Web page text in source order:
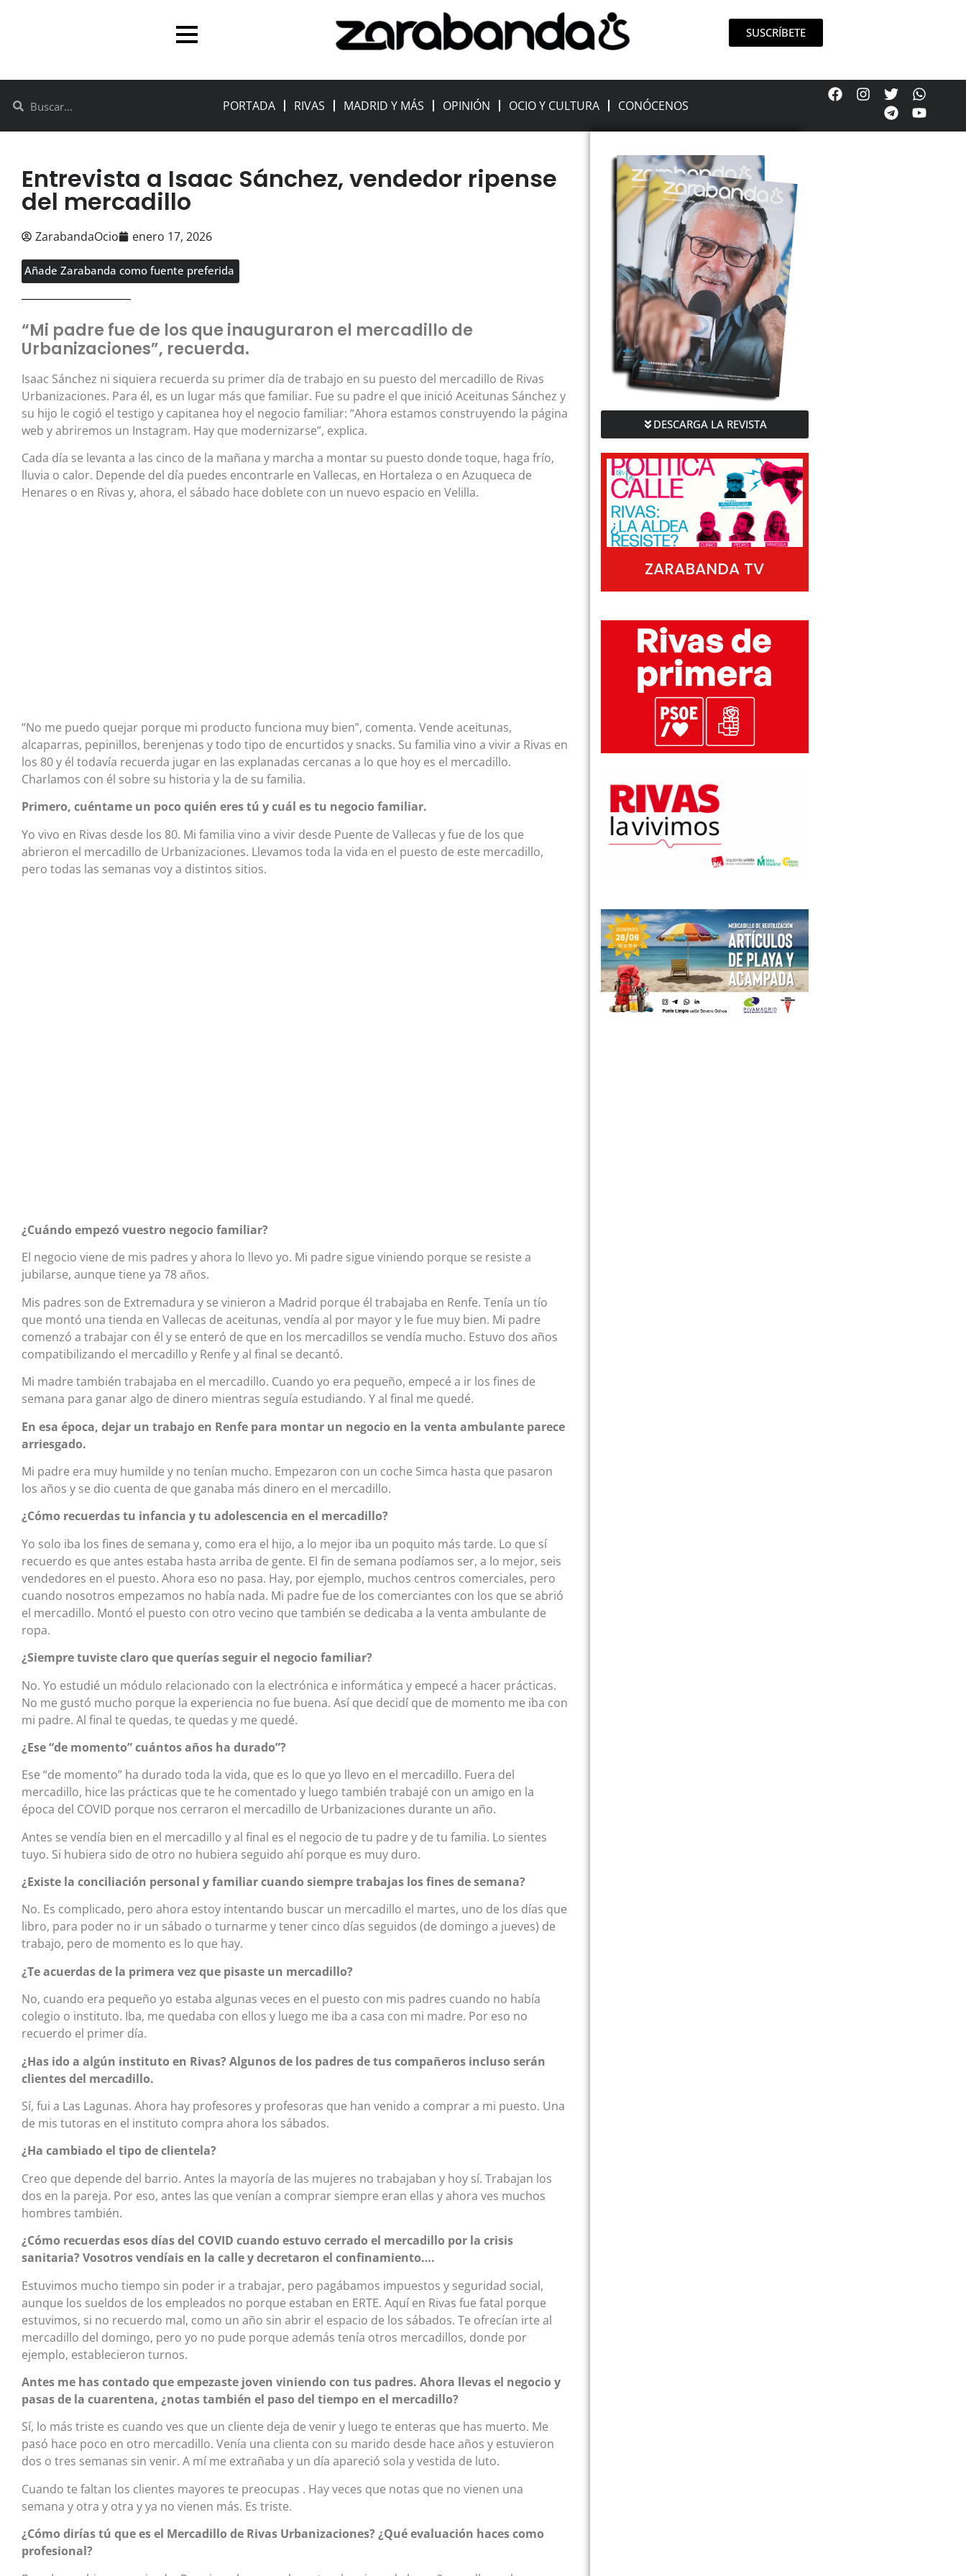
SUSCRÍBETE
PORTADA RIVAS MADRID Y MÁS OPINIÓN OCIO Y CULTURA CONÓCENOS
Entrevista a Isaac Sánchez, vendedor ripense
del mercadillo
ZarabandaOcio enero 17, 2026
Añade Zarabanda como fuente preferida
“Mi padre fue de los que inauguraron el mercadillo de
Urbanizaciones”, recuerda.
Isaac Sánchez ni siquiera recuerda su primer día de trabajo en su puesto del mercadillo de Rivas
Urbanizaciones. Para él, es un lugar más que familiar. Fue su padre el que inició Aceitunas Sánchez y
su hijo le cogió el testigo y capitanea hoy el negocio familiar: “Ahora estamos construyendo la página
web y abriremos un Instagram. Hay que modernizarse”, explica.
Cada día se levanta a las cinco de la mañana y marcha a montar su puesto donde toque, haga frío,
lluvia o calor. Depende del día puedes encontrarle en Vallecas, en Hortaleza o en Azuqueca de
Henares o en Rivas y, ahora, el sábado hace doblete con un nuevo espacio en Velilla.
“No me puedo quejar porque mi producto funciona muy bien”, comenta. Vende aceitunas,
alcaparras, pepinillos, berenjenas y todo tipo de encurtidos y snacks. Su familia vino a vivir a Rivas en
los 80 y él todavía recuerda jugar en las explanadas cercanas a lo que hoy es el mercadillo.
Charlamos con él sobre su historia y la de su familia.
Primero, cuéntame un poco quién eres tú y cuál es tu negocio familiar.
Yo vivo en Rivas desde los 80. Mi familia vino a vivir desde Puente de Vallecas y fue de los que
abrieron el mercadillo de Urbanizaciones. Llevamos toda la vida en el puesto de este mercadillo,
pero todas las semanas voy a distintos sitios.
¿Cuándo empezó vuestro negocio familiar?
El negocio viene de mis padres y ahora lo llevo yo. Mi padre sigue viniendo porque se resiste a
jubilarse, aunque tiene ya 78 años.
Mis padres son de Extremadura y se vinieron a Madrid porque él trabajaba en Renfe. Tenía un tío
que montó una tienda en Vallecas de aceitunas, vendía al por mayor y le fue muy bien. Mi padre
comenzó a trabajar con él y se enteró de que en los mercadillos se vendía mucho. Estuvo dos años
compatibilizando el mercadillo y Renfe y al final se decantó.
Mi madre también trabajaba en el mercadillo. Cuando yo era pequeño, empecé a ir los fines de
semana para ganar algo de dinero mientras seguía estudiando. Y al final me quedé.
En esa época, dejar un trabajo en Renfe para montar un negocio en la venta ambulante parece
arriesgado.
Mi padre era muy humilde y no tenían mucho. Empezaron con un coche Simca hasta que pasaron
los años y se dio cuenta de que ganaba más dinero en el mercadillo.
¿Cómo recuerdas tu infancia y tu adolescencia en el mercadillo?
Yo solo iba los fines de semana y, como era el hijo, a lo mejor iba un poquito más tarde. Lo que sí
recuerdo es que antes estaba hasta arriba de gente. El fin de semana podíamos ser, a lo mejor, seis
vendedores en el puesto. Ahora eso no pasa. Hay, por ejemplo, muchos centros comerciales, pero
cuando nosotros empezamos no había nada. Mi padre fue de los comerciantes con los que se abrió
el mercadillo. Montó el puesto con otro vecino que también se dedicaba a la venta ambulante de
ropa.
¿Siempre tuviste claro que querías seguir el negocio familiar?
No. Yo estudié un módulo relacionado con la electrónica e informática y empecé a hacer prácticas.
No me gustó mucho porque la experiencia no fue buena. Así que decidí que de momento me iba con
mi padre. Al final te quedas, te quedas y me quedé.
¿Ese “de momento” cuántos años ha durado”?
Ese “de momento” ha durado toda la vida, que es lo que yo llevo en el mercadillo. Fuera del
mercadillo, hice las prácticas que te he comentado y luego también trabajé con un amigo en la
época del COVID porque nos cerraron el mercadillo de Urbanizaciones durante un año.
Antes se vendía bien en el mercadillo y al final es el negocio de tu padre y de tu familia. Lo sientes
tuyo. Si hubiera sido de otro no hubiera seguido ahí porque es muy duro.
¿Existe la conciliación personal y familiar cuando siempre trabajas los fines de semana?
No. Es complicado, pero ahora estoy intentando buscar un mercadillo el martes, uno de los días que
libro, para poder no ir un sábado o turnarme y tener cinco días seguidos (de domingo a jueves) de
trabajo, pero de momento es lo que hay.
¿Te acuerdas de la primera vez que pisaste un mercadillo?
No, cuando era pequeño yo estaba algunas veces en el puesto con mis padres cuando no había
colegio o instituto. Iba, me quedaba con ellos y luego me iba a casa con mi madre. Por eso no
recuerdo el primer día.
¿Has ido a algún instituto en Rivas? Algunos de los padres de tus compañeros incluso serán
clientes del mercadillo.
Sí, fui a Las Lagunas. Ahora hay profesores y profesoras que han venido a comprar a mi puesto. Una
de mis tutoras en el instituto compra ahora los sábados.
¿Ha cambiado el tipo de clientela?
Creo que depende del barrio. Antes la mayoría de las mujeres no trabajaban y hoy sí. Trabajan los
dos en la pareja. Por eso, antes las que venían a comprar siempre eran ellas y ahora ves muchos
hombres también.
¿Cómo recuerdas esos días del COVID cuando estuvo cerrado el mercadillo por la crisis
sanitaria? Vosotros vendíais en la calle y decretaron el confinamiento….
Estuvimos mucho tiempo sin poder ir a trabajar, pero pagábamos impuestos y seguridad social,
aunque los sueldos de los empleados no porque estaban en ERTE. Aquí en Rivas fue fatal porque
estuvimos, si no recuerdo mal, como un año sin abrir el espacio de los sábados. Te ofrecían irte al
mercadillo del domingo, pero yo no pude porque además tenía otros mercadillos, donde por
ejemplo, establecieron turnos.
Antes me has contado que empezaste joven viniendo con tus padres. Ahora llevas el negocio y
pasas de la cuarentena, ¿notas también el paso del tiempo en el mercadillo?
Sí, lo más triste es cuando ves que un cliente deja de venir y luego te enteras que has muerto. Me
pasó hace poco en otro mercadillo. Venía una clienta con su marido desde hace años y estuvieron
dos o tres semanas sin venir. A mí me extrañaba y un día apareció sola y vestida de luto.
Cuando te faltan los clientes mayores te preocupas . Hay veces que notas que no vienen una
semana y otra y otra y ya no vienen más. Es triste.
¿Cómo dirías tú que es el Mercadillo de Rivas Urbanizaciones? ¿Qué evaluación haces como
profesional?
DESCARGA LA REVISTA
ZARABANDA TV